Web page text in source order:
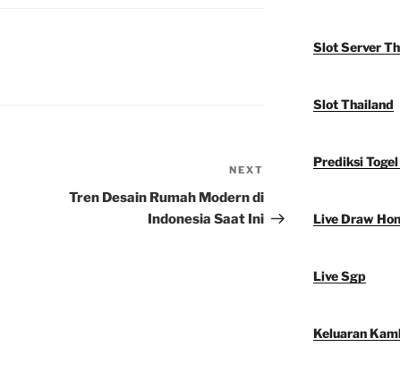
Post
NEXT
Tren Desain Rumah Modern di
Indonesia Saat Ini
Slot Server
Slot Thailand
Prediksi
Live Draw
Live Sgp
Keluaran